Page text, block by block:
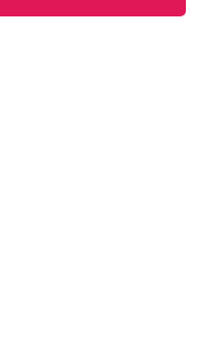
набережная
предложение